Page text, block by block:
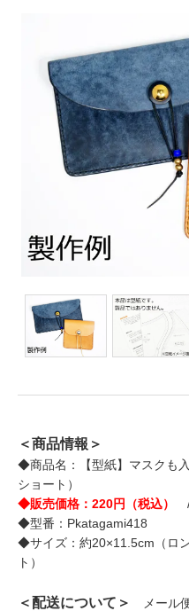
＜商品情報＞
◆商品名：【型紙】マスクも
ショート）
◆販売価格：220円（税込）
/
◆型番：Pkatagami418
◆サイズ：約20×11.5cm（ロ
ト）
＜配送について＞
メール